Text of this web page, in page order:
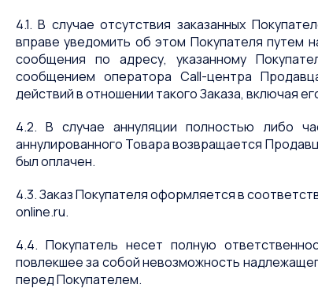
4.1. В случае отсутствия заказанных
вправе уведомить об этом Покупателя путем
сообщения по адресу, указанному
сообщением оператора Call-центра
действий в отношении такого Заказа, включая
4.2. В случае аннуляции полностью либо
аннулированного Товара возвращается
был оплачен.
4.3. Заказ Покупателя оформляется в
online.ru.
4.4. Покупатель несет полную
повлекшее за собой невозможность
перед Покупателем.